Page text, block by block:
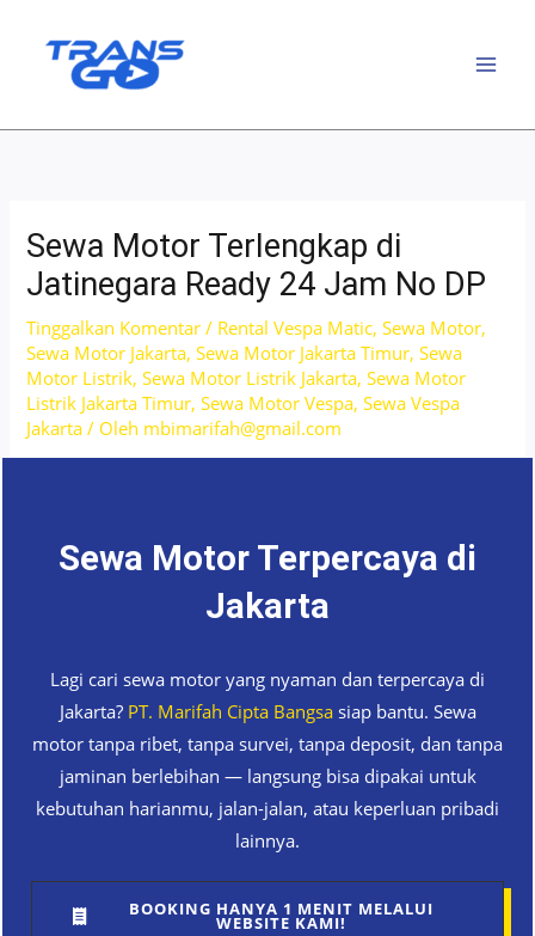
Sewa Motor Terlengkap di
Jatinegara Ready 24 Jam No DP
Tinggalkan Komentar / Rental Vespa Matic,Sewa Motor,
Sewa Motor Jakarta,Sewa Motor Jakarta Timur,Sewa
Motor Listrik,Sewa Motor Listrik Jakarta,Sewa Motor
Listrik Jakarta Timur,Sewa Motor Vespa,Sewa Vespa
Jakarta / Oleh mbimarifah@gmail.com
Sewa Motor Terpercaya di
Jakarta
Lagi cari sewa motor yang nyaman dan terpercaya di
Jakarta? PT. Marifah Cipta Bangsasiap bantu. Sewa
motor tanpa ribet, tanpa survei, tanpa deposit, dan tanpa
jaminan berlebihan — langsung bisa dipakai untuk
kebutuhan harianmu, jalan-jalan, atau keperluan pribadi
lainnya.
BOOKING HANYA 1 MENIT MELALUI
WEBSITE KAMI!